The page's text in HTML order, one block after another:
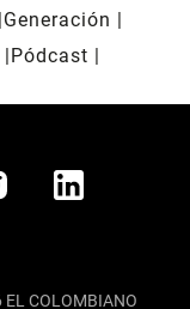
Generación
Pódcast
COLOMBIANO